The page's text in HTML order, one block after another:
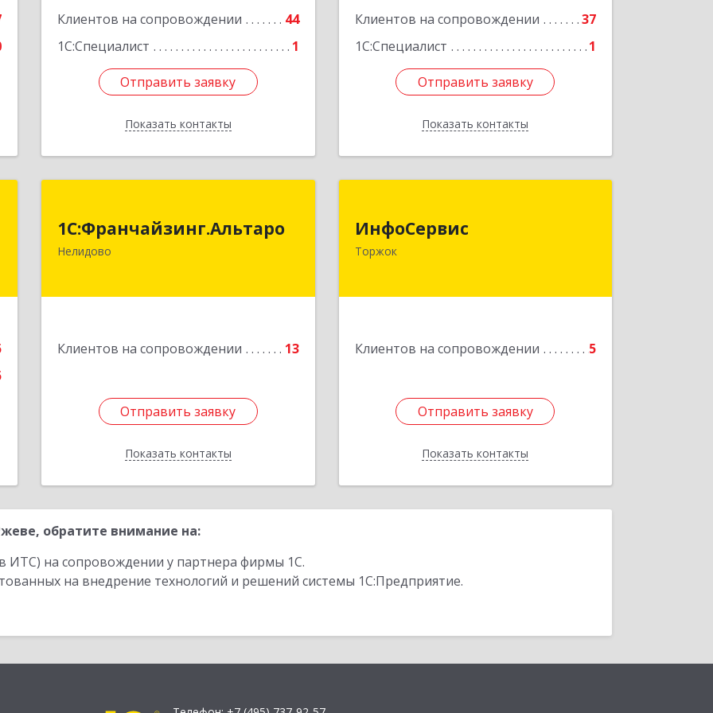
Клиентов на сопровождении
44
1С:Специалист
1
Отправить заявку
Показать контакты
Отправить заявку
Назад
Клиентов на сопровождении
37
1С:Специалист
1
Отправить заявку
Показать контакты
Подробнее
Отправить заявку
Назад
1С:Франчайзинг.Альтаро
Нелидово
Клиентов на сопровождении 13
Отправить заявку
Показать контакты
172527, Тверская обл, Нелидово г,
Подробнее
Отправить заявку
Назад
ИнфоСервис
Торжок
Клиентов на сопровождении 5
Отправить заявку
Показать контакты
172002, Тверская обл, Торжок г,
Подробнее
Отправить заявку
Назад
обратите внимание на:
ИТС) на сопровождении у партнера фирмы 1С.
на внедрение технологий и решений системы 1С:Предприятие.